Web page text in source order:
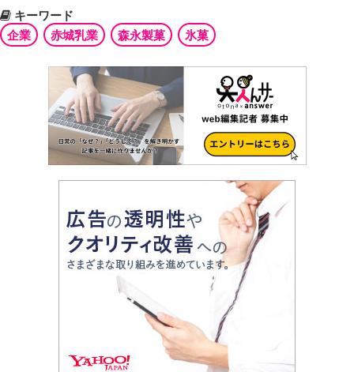
キーワード
企業
赤城乳業 森永製菓 氷菓